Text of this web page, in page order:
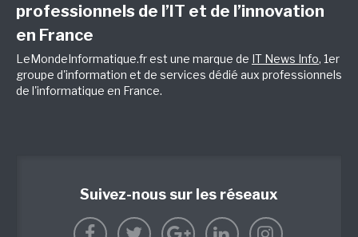
professionnels de l’IT et de l’innovation
en France
LeMondeInformatique.fr est une marque de IT News Info, 1er
groupe d'information et de services dédié aux professionnels
de l'informatique en France.
Suivez-nous sur les réseaux